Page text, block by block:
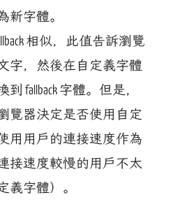
新字體。
相似，此值告訴瀏覽
字，然後在自定義字體
fallback 字體。但是，
覽器決定是否使用自定
用用戶的連接速度作為
接速度較慢的用戶不太
義字體）。